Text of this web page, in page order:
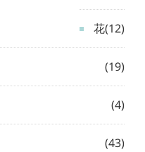
花(12)
(19)
(4)
(43)